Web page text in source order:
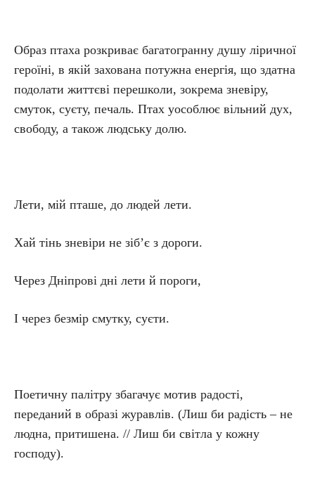
Образ птаха розкриває багатогранну душу ліричної
героїні, в якій захована потужна енергія, що здатна
подолати життєві перешколи, зокрема зневіру,
смуток, суєту, печаль. Птах уособлює вільний дух,
свободу, а також людську долю.
Лети, мій пташе, до людей лети.
Хай тінь зневіри не зіб’є з дороги.
Через Дніпрові дні лети й пороги,
І через безмір смутку, суєти.
Поетичну палітру збагачує мотив радості,
переданий в образі журавлів. (Лиш би радість – не
людна, притишена. // Лиш би світла у кожну
господу).